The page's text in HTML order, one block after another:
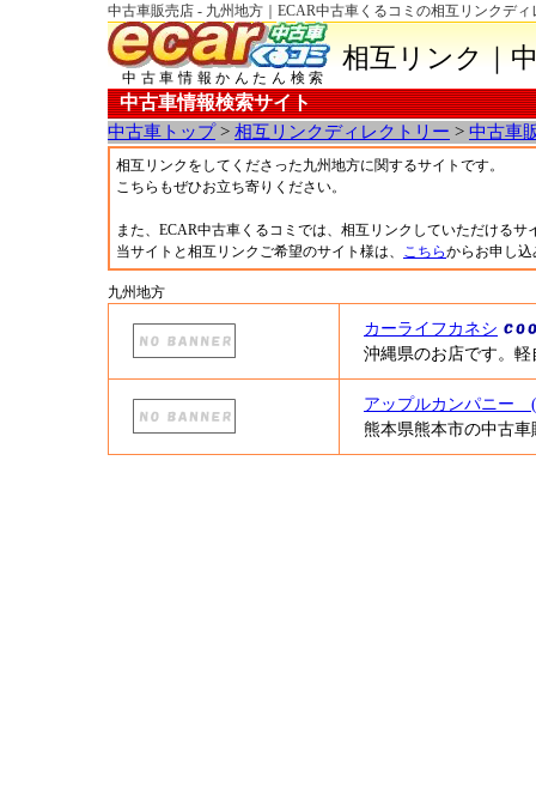
中古車販売店 - 九州地方｜ECAR中古車くるコミの相互リンクデ
中古車情報かんたん検索
相互リンク｜
中古車情報検索サイト
中古車トップ> 相互リンクディレクトリー > 中古車
相互リンクをしてくださった九州地方に関するサイトです。
こちらもぜひお立ち寄りください。
また、ECAR中古車くるコミでは、相互リンクしていただけるサ
当サイトと相互リンクご希望のサイト様は、 こちらからお申し
九州地方
カーライフカネシ
沖縄県のお店です。
アップルカンパニー
熊本県熊本市の中古